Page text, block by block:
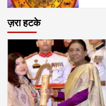
ज़रा हटके